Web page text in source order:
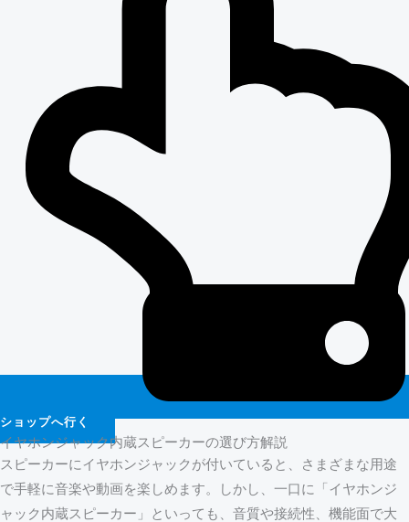
ショップへ行く
イヤホンジャック内蔵スピーカーの選び方解説
スピーカーにイヤホンジャックが付いていると、さまざまな用途
で手軽に音楽や動画を楽しめます。しかし、一口に「イヤホンジ
ャック内蔵スピーカー」といっても、音質や接続性、機能面で大